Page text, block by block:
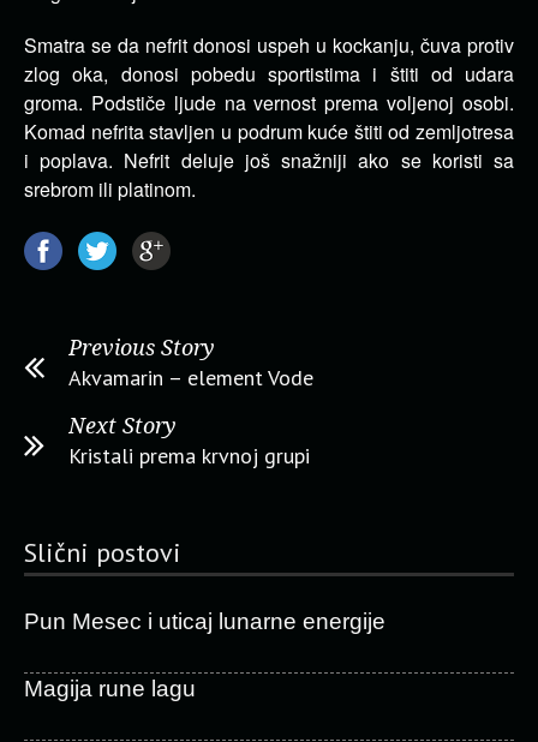
Smatra se da nefrit donosi uspeh u kockanju, čuva protiv
zlog oka, donosi pobedu sportistima i štiti od udara
groma. Podstiče ljude na vernost prema voljenoj osobi.
Komad nefrita stavljen u podrum kuće štiti od zemljotresa
i poplava. Nefrit deluje još snažniji ako se koristi sa
srebrom ili platinom.
Previous Story
Akvamarin – element Vode
Next Story
Kristali prema krvnoj grupi
Slični postovi
Pun Mesec i uticaj lunarne energije
Magija rune lagu